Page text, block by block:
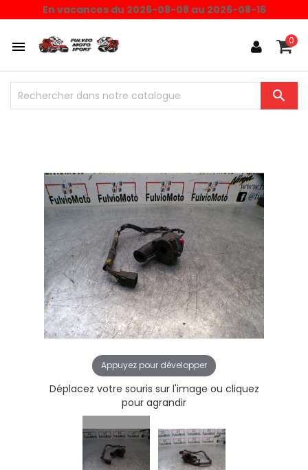
En vacances du 2026-08-08 au 2026-08-16
 0

Appuyez pour développer
Déplacez votre souris sur l'image ou cliquez
pour agrandir